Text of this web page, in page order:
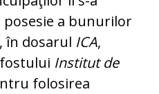
a bunurilor
în dosarul ICA,
Institut de
folosirea